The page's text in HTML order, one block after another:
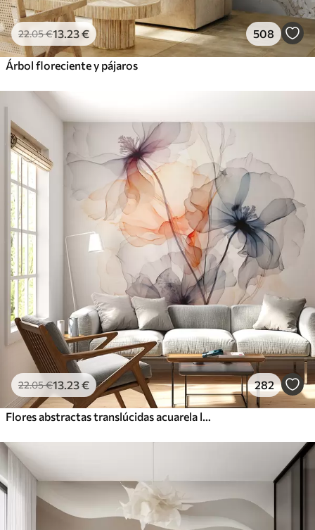
22.05€13 .23€ 508
Árbol floreciente y pájaros
22.05€13 .23€ 282